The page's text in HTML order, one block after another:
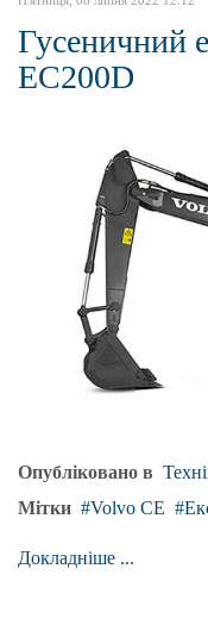
Гусеничний
EC200D
Опубліковано в
Мітки
Volvo CE
Докладніше ...